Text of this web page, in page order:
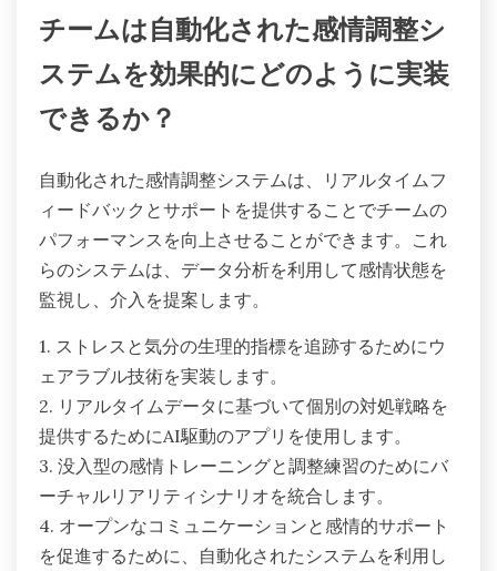
チームは自動化された感情調整シ
ステムを効果的にどのように実装
できるか？
自動化された感情調整システムは、リアルタイムフ
ィードバックとサポートを提供することでチームの
パフォーマンスを向上させることができます。これ
らのシステムは、データ分析を利用して感情状態を
監視し、介入を提案します。
1. ストレスと気分の生理的指標を追跡するためにウ
ェアラブル技術を実装します。
2. リアルタイムデータに基づいて個別の対処戦略を
提供するためにAI駆動のアプリを使用します。
3. 没入型の感情トレーニングと調整練習のためにバ
ーチャルリアリティシナリオを統合します。
4. オープンなコミュニケーションと感情的サポート
を促進するために、自動化されたシステムを利用し